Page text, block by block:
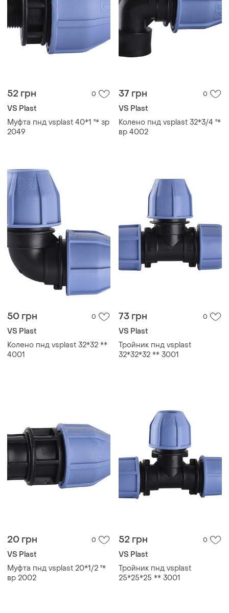
52 грн 0
VS Plast
Муфта пнд vsplast 40*1 ''* зр
2049
37 грн 0
VS Plast
Колено пнд vsplast 32*3/4 ''*
вр 4002
50 грн 0
VS Plast
Колено пнд vsplast 32*32 **
4001
73 грн 0
VS Plast
Тройник пнд vsplast
32*32*32 ** 3001
20 грн 0
VS Plast
Муфта пнд vsplast 20*1/2 ''*
вр 2002
52 грн 0
VS Plast
Тройник пнд vsplast
25*25*25 ** 3001